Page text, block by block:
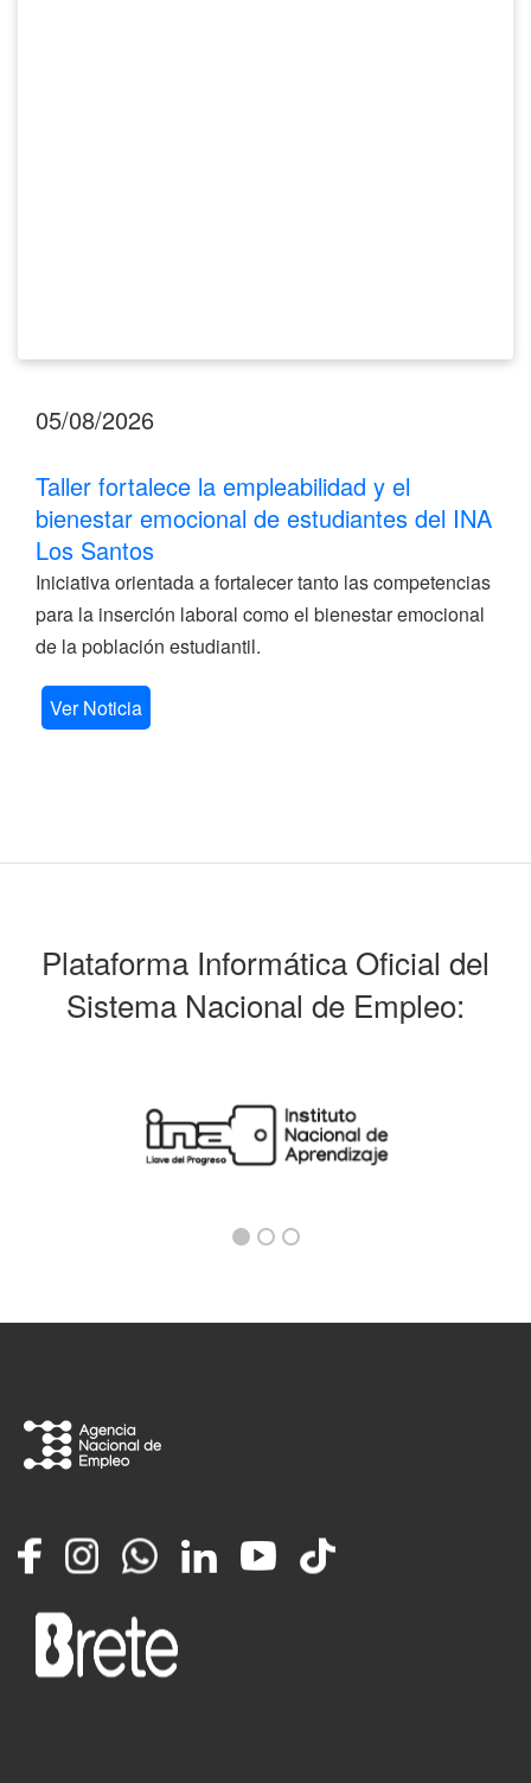
05/08/2026
Taller fortalece la empleabilidad y el
bienestar emocional de estudiantes del INA
Los Santos
Iniciativa orientada a fortalecer tanto las competencias
para la inserción laboral como el bienestar emocional
de la población estudiantil.
Ver Noticia
Plataforma Informática Oficial del
Sistema Nacional de Empleo:
FacebookInstagramWhatsappLinkedInYouTube
TikTok